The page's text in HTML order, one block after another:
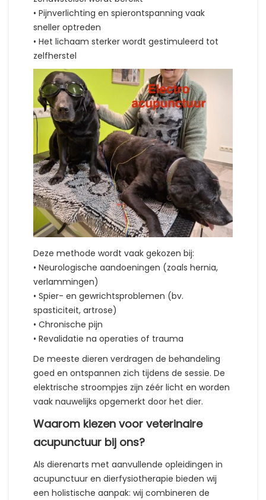
• Pijnverlichting en spierontspanning vaak
sneller optreden
• Het lichaam sterker wordt gestimuleerd tot
zelfherstel
Deze methode wordt vaak gekozen bij:
• Neurologische aandoeningen (zoals hernia,
verlammingen)
• Spier- en gewrichtsproblemen (bv.
spasticiteit, artrose)
• Chronische pijn
• Revalidatie na operaties of trauma
De meeste dieren verdragen de behandeling
goed en ontspannen zich tijdens de sessie. De
elektrische stroompjes zijn zéér licht en worden
vaak nauwelijks opgemerkt door het dier.
Waarom kiezen voor veterinaire
acupunctuur bij ons?
Als dierenarts met aanvullende opleidingen in
acupunctuur en dierfysiotherapie bieden wij
een holistische aanpak: wij combineren de